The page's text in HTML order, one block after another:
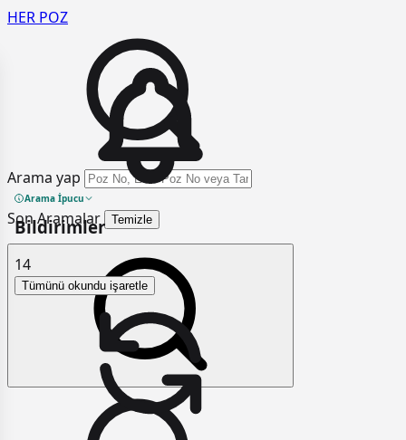
HER POZ
Arama yap
Arama İpucu
Son Aramalar Temizle
Bildirimler
14
Tümünü okundu işaretle